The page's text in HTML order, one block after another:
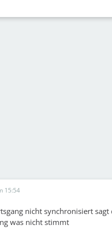
15:54
nicht synchronisiert
was nicht stimmt